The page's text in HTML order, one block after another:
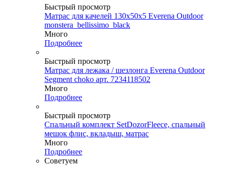
Быстрый просмотр
Матрас для качелей 130х50х5 Everena Outdoor
monstera_bellissimo_black
Много
Подробнее
Быстрый просмотр
Матрас для лежака / шезлонга Everena Outdoor
Segment choko арт. 7234118502
Много
Подробнее
Быстрый просмотр
Спальный комплект SetDozorFleece, спальный
мешок флис, вкладыш, матрас
Много
Подробнее
Советуем